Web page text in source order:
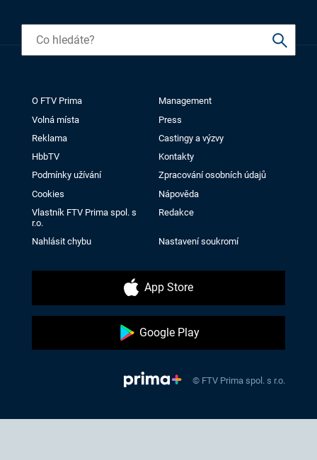
O FTV Prima
Management
Volná místa
Press
Reklama
Castingy a výzvy
HbbTV
Kontakty
Podmínky užívání
Zpracování osobních údajů
Cookies
Nápověda
Vlastník FTV Prima spol. s
r.o.
Redakce
Nahlásit chybu Nastavení soukromí
App Store
Google Play
© FTV Prima spol. s r.o.